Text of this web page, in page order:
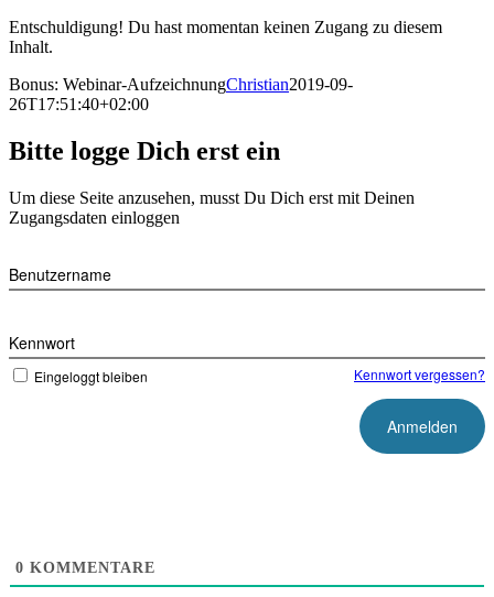
Zum
Inhalt
Entschuldigung! Du hast momentan keinen Zugang zu diesem
Inhalt.
Bonus: Webinar-AufzeichnungChristian2019-09-
26T17:51:40+02:00
Bitte logge Dich erst ein
Um diese Seite anzusehen, musst Du Dich erst mit Deinen
Zugangsdaten einloggen
Benutzername
Kennwort
Eingeloggt bleiben Kennwort vergessen?
0 KOMMENTARE